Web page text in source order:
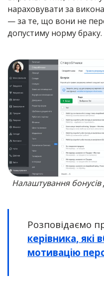
нараховувати за
— за те, що вони не
допустиму норму браку.
Налаштування бонусів
Розповідаємо
керівника, які
мотивацію